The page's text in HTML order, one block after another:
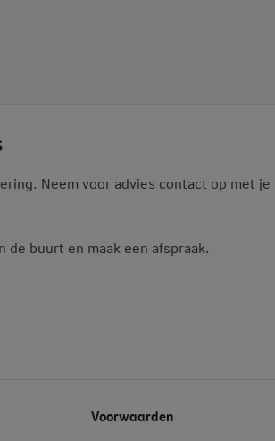
Neem voor advies contact op met je
de buurt en maak een afspraak.
Voorwaarden